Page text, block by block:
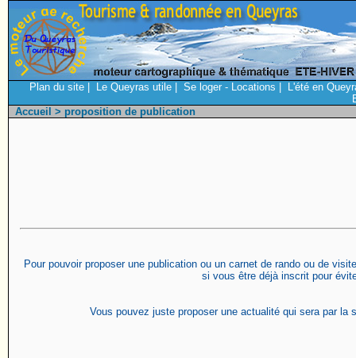
Plan du site Le Queyras utile Se loger - Locations
L'été en
Accueil > proposition de publication
Pour pouvoir proposer une publication ou un carnet de rando ou de
si vous être déjà inscrit pour
Vous pouvez juste proposer une actualité qui sera par la